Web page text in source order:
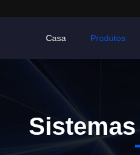
Casa Produtos